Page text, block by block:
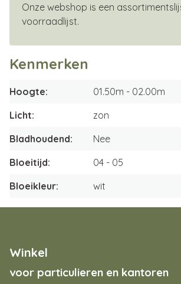
Onze webshop is een
voorraadlijst.
Kenmerken
Hoogte
01.50m - 02.00m
Licht
zon
Bladhoudend
Nee
Bloeitijd
04
05
Bloeikleur
wit
Winkel
voor particulieren en kantoren